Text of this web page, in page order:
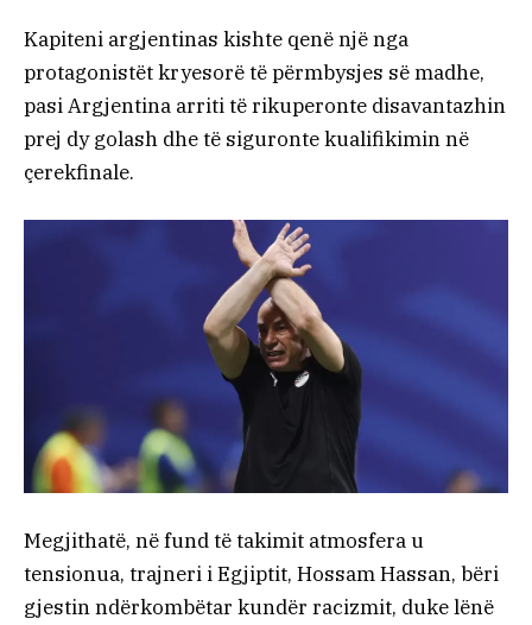
Kapiteni argjentinas kishte qenë një nga
protagonistët kryesorë të përmbysjes së madhe,
pasi Argjentina arriti të rikuperonte disavantazhin
prej dy golash dhe të siguronte kualifikimin në
çerekfinale.
Megjithatë, në fund të takimit atmosfera u
tensionua, trajneri i Egjiptit, Hossam Hassan, bëri
gjestin ndërkombëtar kundër racizmit, duke lënë